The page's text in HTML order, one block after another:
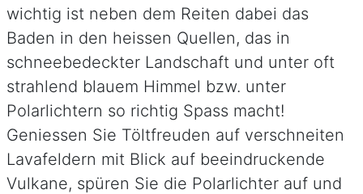
wichtig ist neben dem Reiten dabei das
Baden in den heissen Quellen, das in
schneebedeckter Landschaft und unter oft
strahlend blauem Himmel bzw. unter
Polarlichtern so richtig Spass macht!
Geniessen Sie Töltfreuden auf verschneiten
Lavafeldern mit Blick auf beeindruckende
Vulkane, spüren Sie die Polarlichter auf und